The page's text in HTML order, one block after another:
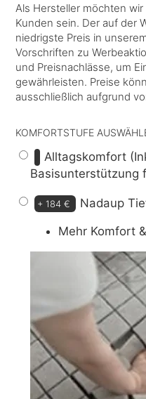
Als Hersteller möchten
Kunden sein. Der auf der
niedrigste Preis in
Vorschriften zu
und Preisnachlässe, um
gewährleisten. Preise
ausschließlich aufgrund
KOMFORTSTUFE
Alltagskomfort
Basisunterstützung
+184 € Nadaup
Mehr Komfort